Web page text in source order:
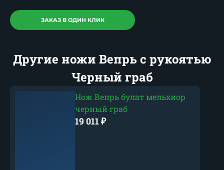
ЗАКАЗ В ОДИН КЛИК
Другие ножи Вепрь с рукоятью
Черный граб
Нож Вепрь булат мельхиор
черный граб
19 011₽